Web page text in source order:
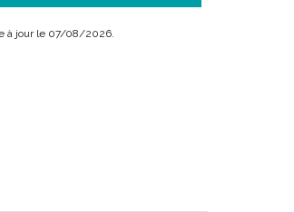
à jour le 07/08/2026.